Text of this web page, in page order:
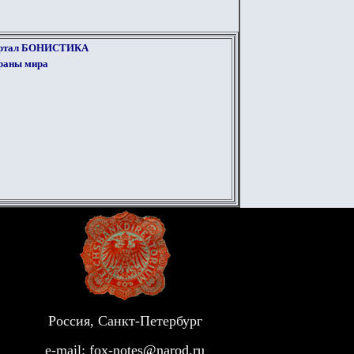
БОНИСТИКА
мира
Россия, Санкт-Петербург
e-mail: fox-notes@narod.ru